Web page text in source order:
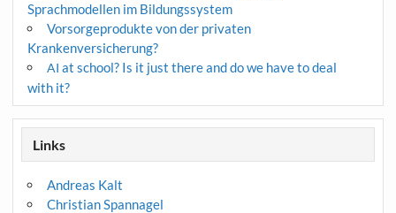
Sprachmodellen im Bildungssystem
Vorsorgeprodukte von der privaten
Krankenversicherung?
AI at school? Is it just there and do we have to deal
with it?
Links
Andreas Kalt
Christian Spannagel